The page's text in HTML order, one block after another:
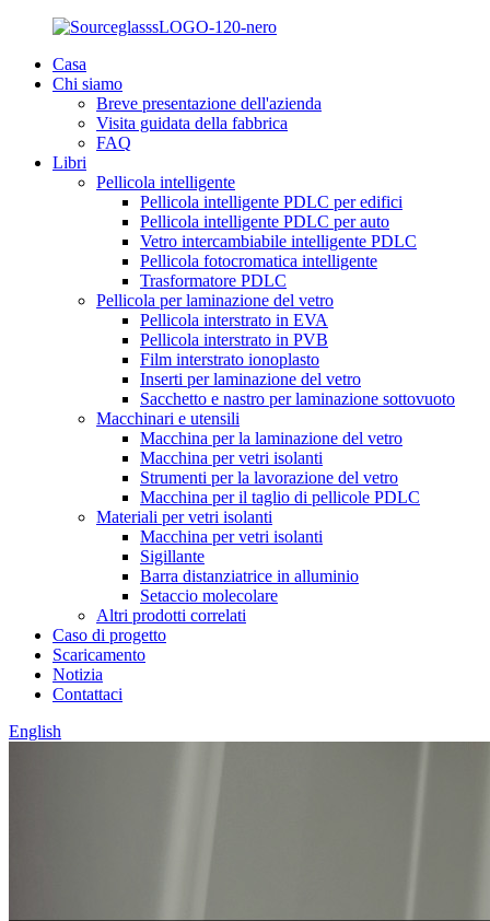
Casa
Chi siamo
Breve presentazione dell'azienda
Visita guidata della fabbrica
FAQ
Libri
Pellicola intelligente
Pellicola intelligente PDLC per edifici
Pellicola intelligente PDLC per auto
Vetro intercambiabile intelligente PDLC
Pellicola fotocromatica intelligente
Trasformatore PDLC
Pellicola per laminazione del vetro
Pellicola interstrato in EVA
Pellicola interstrato in PVB
Film interstrato ionoplasto
Inserti per laminazione del vetro
Sacchetto e nastro per laminazione sottovuoto
Macchinari e utensili
Macchina per la laminazione del vetro
Macchina per vetri isolanti
Strumenti per la lavorazione del vetro
Macchina per il taglio di pellicole PDLC
Materiali per vetri isolanti
Macchina per vetri isolanti
Sigillante
Barra distanziatrice in alluminio
Setaccio molecolare
Altri prodotti correlati
Caso di progetto
Scaricamento
Notizia
Contattaci
English